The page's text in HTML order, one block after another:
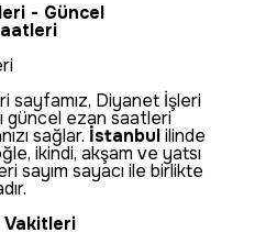
- Güncel
sayfamız, Diyanet İşleri
güncel ezan saatleri
sağlar. İstanbulilinde
ikindi, akşam ve yatsı
sayım sayacı ile birlikte
Vakitleri